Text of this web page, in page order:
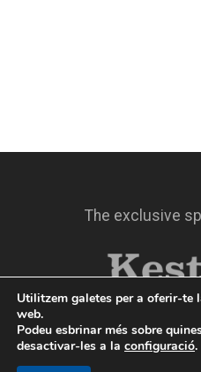
The exclusive
Utilitzem galetes per a oferir-te
web.
Podeu esbrinar més sobre
desactivar-les a la configuració.